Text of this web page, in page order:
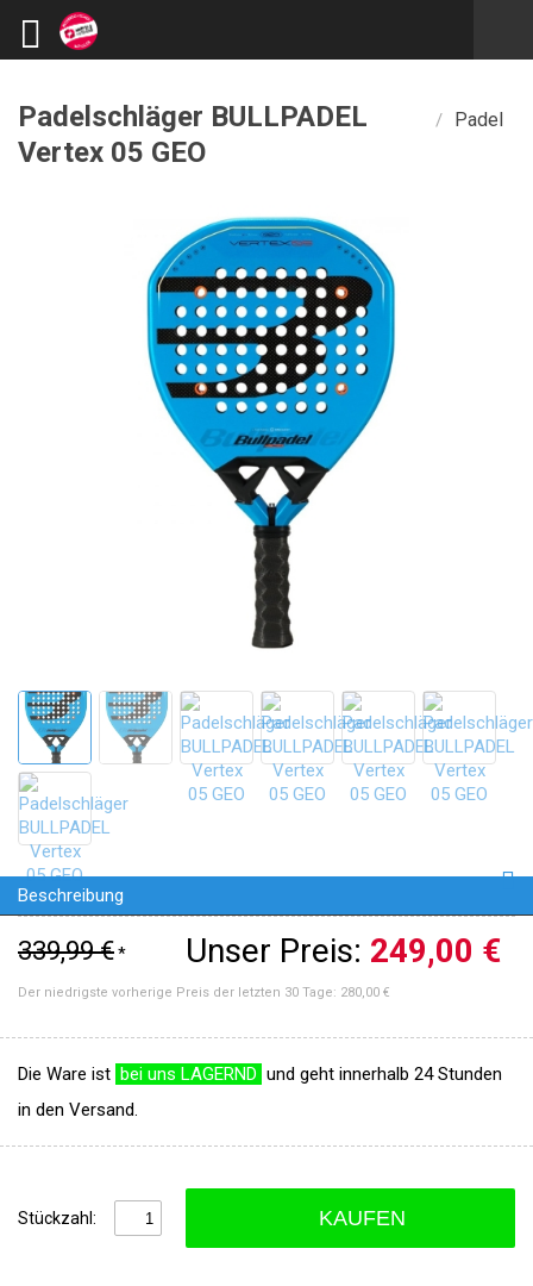
Padelschläger BULLPADEL
Vertex 05 GEO
/ Padel
Beschreibung
339,99 €* Unser Preis: 249,00 €
Der niedrigste vorherige Preis der letzten 30 Tage: 280,00 €
Die Ware ist bei uns LAGERND und geht innerhalb 24 Stunden
in den Versand.
Stückzahl: KAUFEN